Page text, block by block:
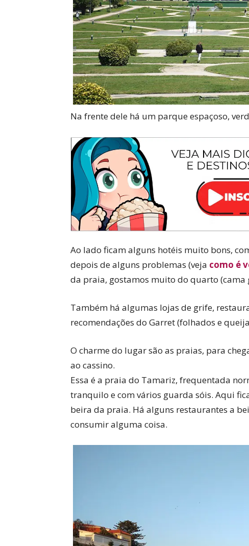
Na frente dele há um parque espaçoso,
Ao lado ficam alguns hotéis muito bons,
depois de alguns problemas (veja como é
da praia, gostamos muito do quarto (cama
Também há algumas lojas de grife,
recomendações do Garret (folhados e
O charme do lugar são as praias, para
ao cassino.
Essa é a praia do Tamariz, frequentada
tranquilo e com vários guarda sóis. Aqui
beira da praia. Há alguns restaurantes a
consumir alguma coisa.